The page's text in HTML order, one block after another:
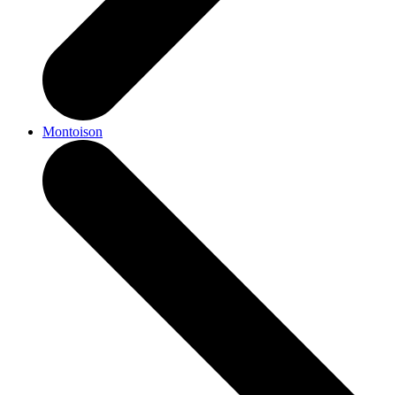
Montoison